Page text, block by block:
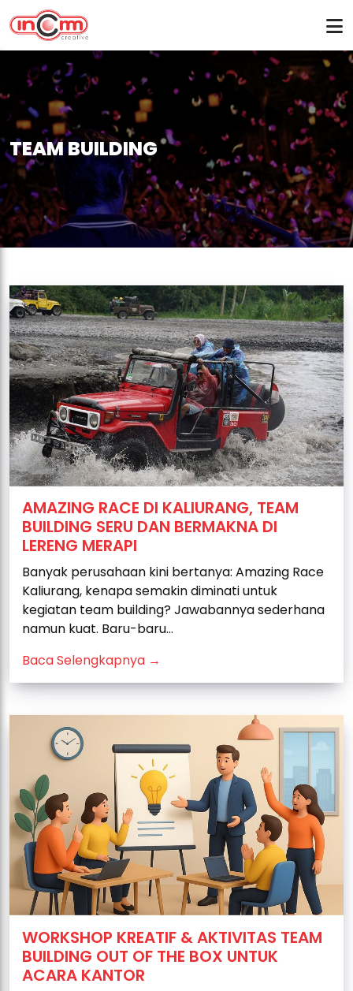
TEAM BUILDING
AMAZING RACE DI KALIURANG, TEAM
BUILDING SERU DAN BERMAKNA DI
LERENG MERAPI
Banyak perusahaan kini bertanya: Amazing Race
Kaliurang, kenapa semakin diminati untuk
kegiatan team building? Jawabannya sederhana
namun kuat. Baru-baru...
Baca Selengkapnya →
WORKSHOP KREATIF & AKTIVITAS TEAM
BUILDING OUT OF THE BOX UNTUK
ACARA KANTOR